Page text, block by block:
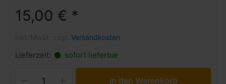
15,00 € *
Versandkosten
Lieferzeit: sofort lieferbar
In den Warenkorb